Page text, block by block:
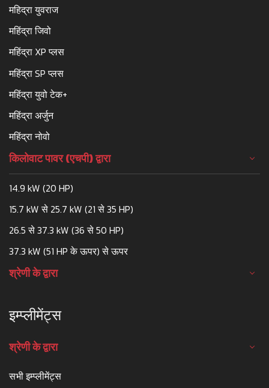
महिद्रा युवराज
महिंद्रा जिवो
महिंद्रा XP प्लस
महिंद्रा SP प्लस
महिंद्रा युवो टेक+
महिंद्रा अर्जुन
महिंद्रा नोवो
किलोवाट पावर (एचपी) द्वारा
14.9 kW (20 HP)
15.7 kW से 25.7 kW (21 से 35 HP)
26.5 से 37.3 kW (36 से 50 HP)
37.3 kW (51 HP के ऊपर) से ऊपर
श्रेणी के द्वारा
इम्प्लीमेंट्स
श्रेणी के द्वारा
सभी इम्प्लीमेंट्स